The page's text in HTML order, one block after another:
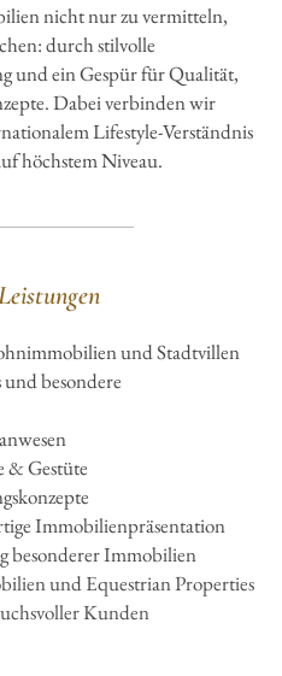
nicht nur zu vermitteln,
durch stilvolle
und ein Gespür für Qualität,
Dabei verbinden wir
Lifestyle-Verständnis
höchstem Niveau.
und Stadtvillen
besondere
& Gestüte
Immobilienpräsentation
besonderer Immobilien
und Equestrian Properties
Kunden